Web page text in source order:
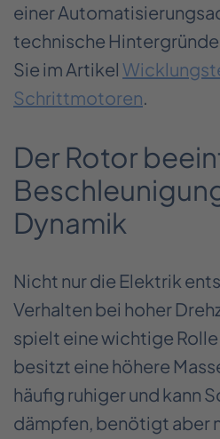
einer
technische
Sie im Artikel
Schrittmotoren.
Der Rotor
Dynamik
Nicht nur die Elektrik
Verhalten bei hoher
spielt eine wichtige
besitzt eine höhere
häufig ruhiger und kann
dämpfen, benötigt aber